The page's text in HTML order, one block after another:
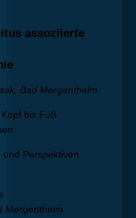
assoziierte
Bad Mergentheim
bis Fuß
Perspektiven
Mergentheim